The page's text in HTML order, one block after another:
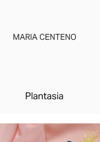
MARIA CENTENO
Plantasia